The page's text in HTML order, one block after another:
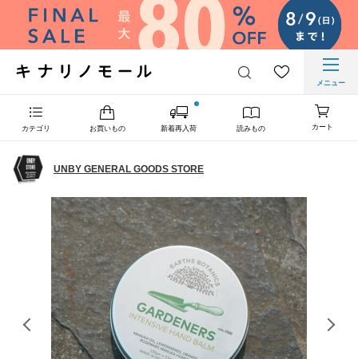
メニュー
カテゴリ お買いもの 新着再入荷 読みもの カート
UNBY GENERAL GOODS STORE